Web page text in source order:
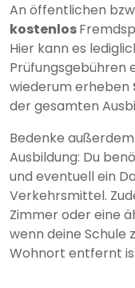
An öffentlichen
kostenlos
Hier kann es
Prüfungsgebühren
wiederum erheben
der gesamten
Bedenke
Ausbildung: Du
und eventuell ein
Verkehrsmittel.
Zimmer oder eine
wenn deine Schule
Wohnort entfernt